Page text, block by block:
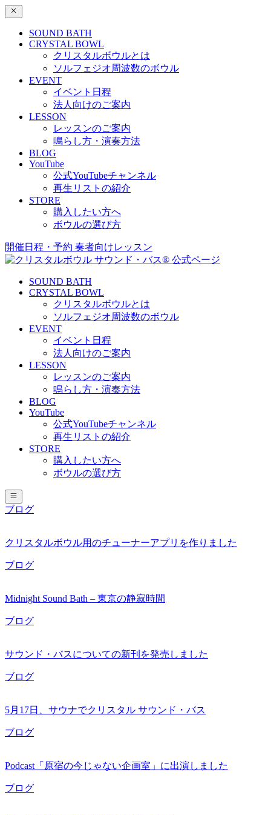
SOUND BATH
CRYSTAL BOWL
クリスタルボウルとは
ソルフェジオ周波数のボウル
EVENT
イベント日程
法人向けのご案内
LESSON
レッスンのご案内
鳴らし方・演奏方法
BLOG
YouTube
公式YouTubeチャンネル
再生リストの紹介
STORE
購入したい方へ
ボウルの選び方
開催日程・予約 奏者向けレッスン
SOUND BATH
CRYSTAL BOWL
クリスタルボウルとは
ソルフェジオ周波数のボウル
EVENT
イベント日程
法人向けのご案内
LESSON
レッスンのご案内
鳴らし方・演奏方法
BLOG
YouTube
公式YouTubeチャンネル
再生リストの紹介
STORE
購入したい方へ
ボウルの選び方
ブログ
クリスタルボウル用のチューナーアプリを作りました
ブログ
Midnight Sound Bath – 東京の静寂時間
ブログ
サウンド・バスについての新刊を発売しました
ブログ
5月17日、サウナでクリスタル サウンド・バス
ブログ
Podcast「原宿の今じゃない企画室」に出演しました
ブログ